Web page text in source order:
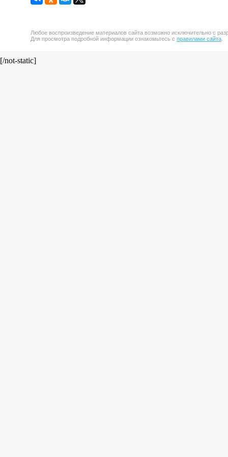
Любое воспроизведение материалов сайта возможно исключительно с
Для просмотра подробной информации ознакомьтесь с правилами сайта
[/not-static]